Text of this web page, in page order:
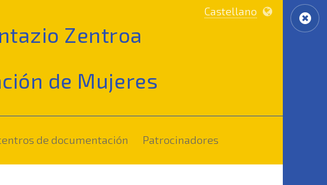
Zentroa
de Mujeres
Castellano
de documentación (current)
Patrocinadores(current)